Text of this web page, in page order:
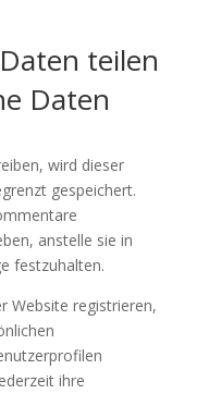
teilen
Daten
wird dieser
gespeichert.
anstelle sie in
festzuhalten.
Website registrieren,
ihre